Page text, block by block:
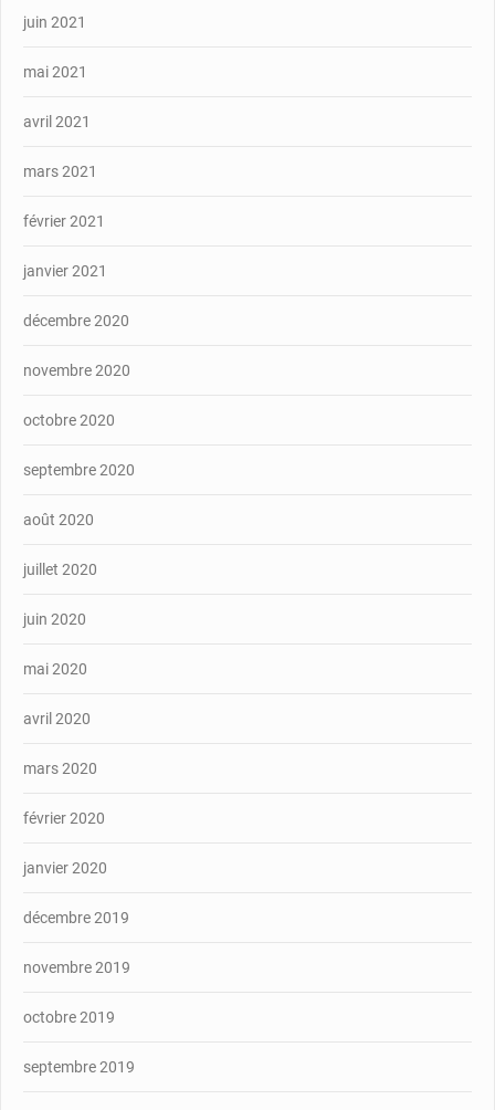
juin 2021
mai 2021
avril 2021
mars 2021
février 2021
janvier 2021
décembre 2020
novembre 2020
octobre 2020
septembre 2020
août 2020
juillet 2020
juin 2020
mai 2020
avril 2020
mars 2020
février 2020
janvier 2020
décembre 2019
novembre 2019
octobre 2019
septembre 2019